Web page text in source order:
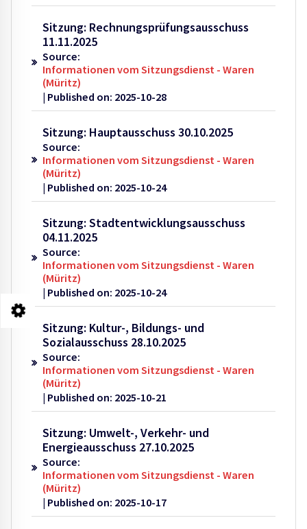
Sitzung: Rechnungsprüfungsausschuss
11.11.2025
Source:
Informationen vom Sitzungsdienst - Waren
(Müritz)
Published on: 2025-10-28
Sitzung: Hauptausschuss 30.10.2025
Source:
Informationen vom Sitzungsdienst - Waren
(Müritz)
Published on: 2025-10-24
Sitzung: Stadtentwicklungsausschuss
04.11.2025
Source:
Informationen vom Sitzungsdienst - Waren
(Müritz)
Published on: 2025-10-24
Sitzung: Kultur-, Bildungs- und
Sozialausschuss 28.10.2025
Source:
Informationen vom Sitzungsdienst - Waren
(Müritz)
Published on: 2025-10-21
Sitzung: Umwelt-, Verkehr- und
Energieausschuss 27.10.2025
Source:
Informationen vom Sitzungsdienst - Waren
(Müritz)
Published on: 2025-10-17